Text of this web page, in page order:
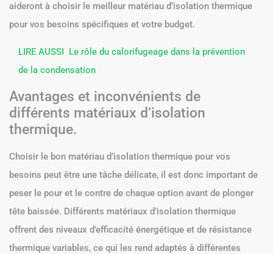
aideront à choisir le meilleur matériau d’isolation thermique
pour vos besoins spécifiques et votre budget.
LIRE AUSSI Le rôle du calorifugeage dans la prévention
de la condensation
Avantages et inconvénients de
différents matériaux d’isolation
thermique.
Choisir le bon matériau d’isolation thermique pour vos
besoins peut être une tâche délicate, il est donc important de
peser le pour et le contre de chaque option avant de plonger
tête baissée. Différents matériaux d’isolation thermique
offrent des niveaux d’efficacité énergétique et de résistance
thermique variables, ce qui les rend adaptés à différentes